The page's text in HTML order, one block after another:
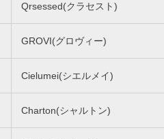
Qrsessed(クラセスト)
GROVI(グロヴィー)
Cielumei(シエルメイ)
Charton(シャルトン)